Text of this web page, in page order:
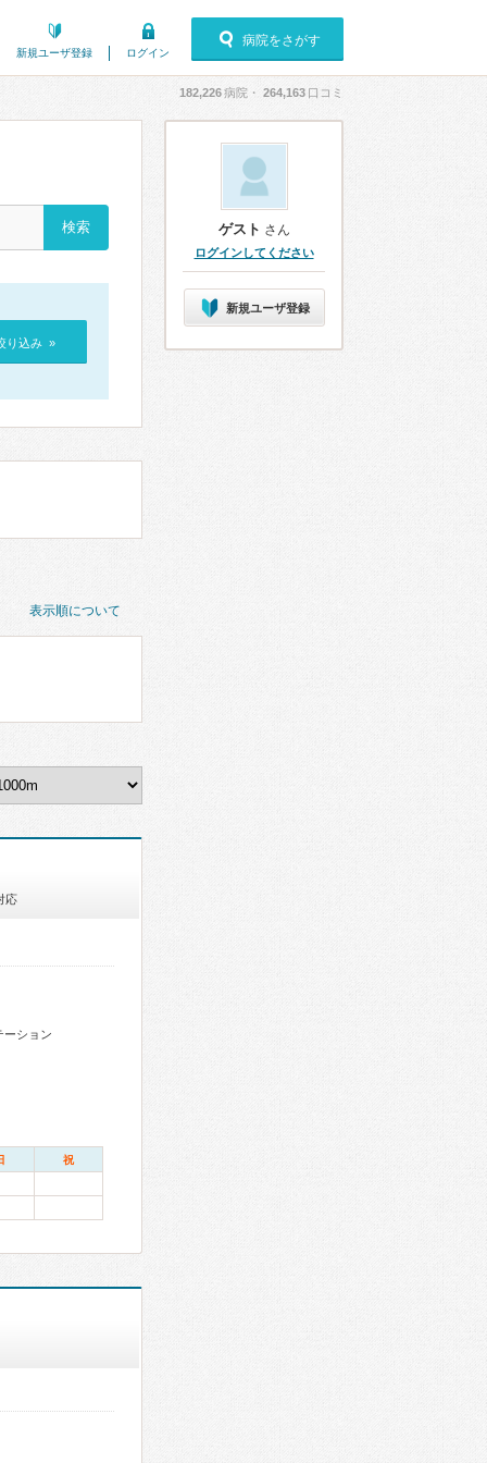
新規ユーザ登録 ログイン
病院をさがす
182,226病院・ 264,163 口コミ
り込み »
表示順について
応
ーション
祝
ゲスト さん
ログインしてください
新規ユーザ登録